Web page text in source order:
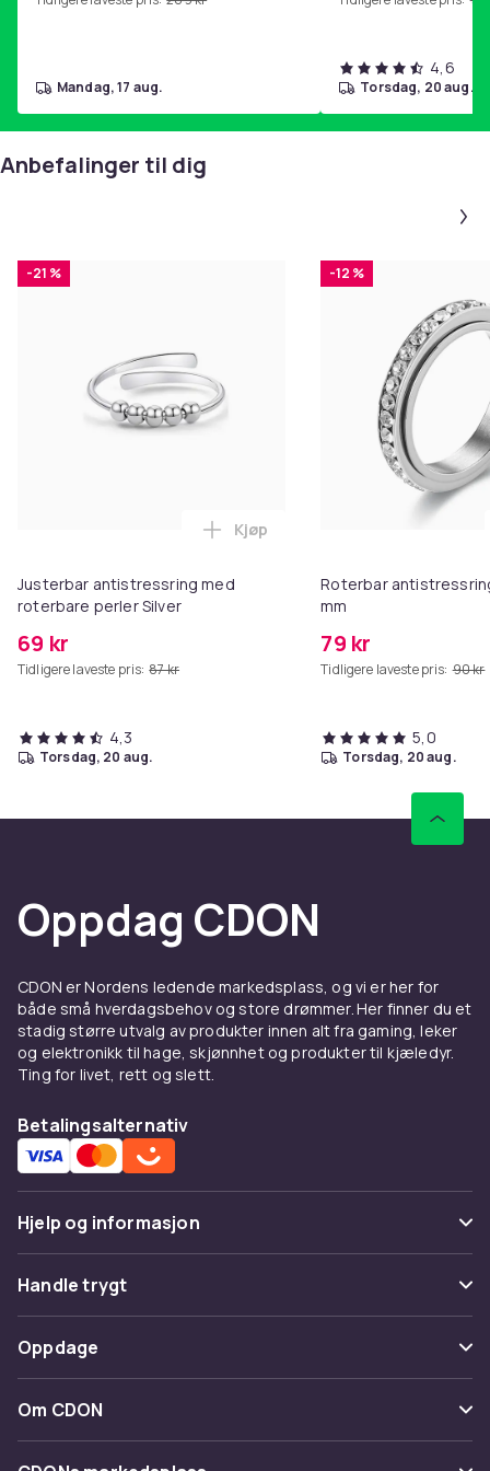
mandag, 17 aug.
4,6
torsdag, 20 aug.
Anbefalinger til dig
-21 %
Justerbar antistressring med
roterbare perler Silver
69 kr
Tidligere laveste pris: 87 kr
Legg Justerbar antistressring
Kjøp
4,3
torsdag, 20 aug.
-12 %
Roterbar
mm
79 kr
Tidligere laveste pris: 90 kr
5,0
torsdag, 20 aug.
Oppdag CDON
CDON er Nordens ledende markedsplass, og vi er her for
både små hverdagsbehov og store drømmer. Her finner du et
stadig større utvalg av produkter innen alt fra gaming, leker
og elektronikk til hage, skjønnhet og produkter til kjæledyr.
Ting for livet, rett og slett.
Betalingsalternativ
Hjelp og informasjon
Vanlige spørsmål
Spor pakke
Angre & returner her
Kontakt oss
Handle trygt
Betaling
Levering
Oppdage
Kategorier
Varemerker
Om CDON
Om oss